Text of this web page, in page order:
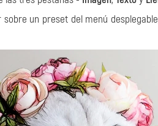
sobre un preset del menú